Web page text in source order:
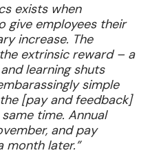
exists when
give employees their
increase. The
extrinsic reward – a
learning shuts
simple
[pay and feedback]
time. Annual
and pay
month later.”